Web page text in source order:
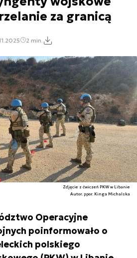
za granicą
2 min.
Zdjęcie z ćwiczeń PKW w Libanie
Autor. ppor. Kinga Michalska
Operacyjne
poinformowało o
polskiego